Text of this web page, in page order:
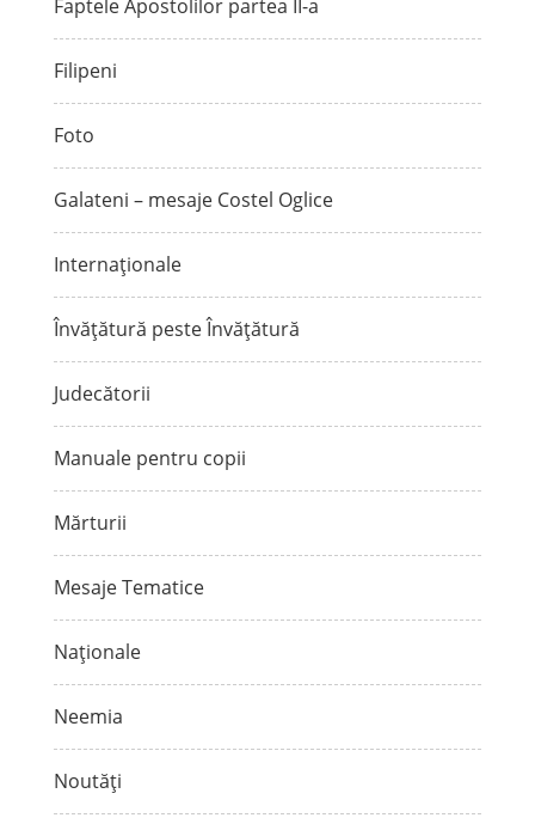
Faptele Apostolilor partea II-a
Filipeni
Foto
Galateni – mesaje Costel Oglice
Internaționale
Învățătură peste Învățătură
Judecătorii
Manuale pentru copii
Mărturii
Mesaje Tematice
Naționale
Neemia
Noutăți